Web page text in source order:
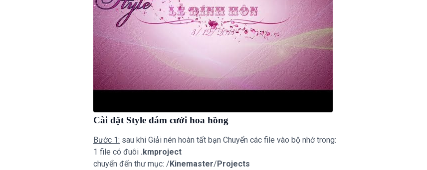
Cài đặt Style đám cưới hoa hồng
Bước 1: sau khi Giải nén hoàn tất bạn Chuyển các file vào bộ nhớ trong:
1 file có đuôi .kmproject
chuyển đến thư mục: / Kinemaster/ Projects